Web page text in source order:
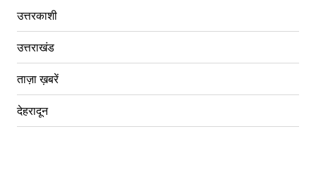
उत्तरकाशी
उत्तराखंड
ताज़ा ख़बरें
देहरादून